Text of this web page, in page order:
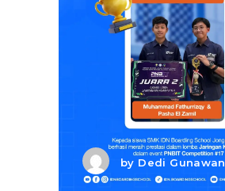
by Dedi Gunawan